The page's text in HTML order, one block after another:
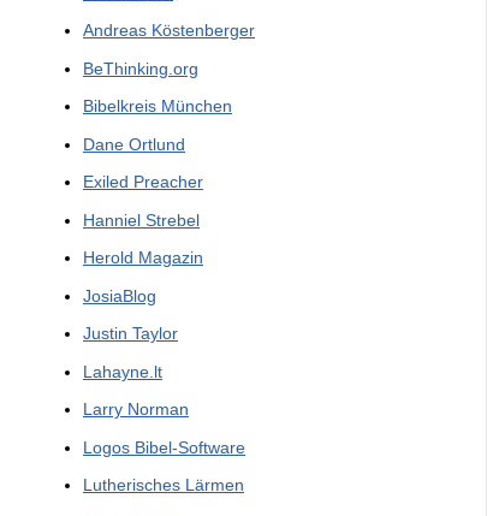
Andreas Köstenberger
BeThinking.org
Bibelkreis München
Dane Ortlund
Exiled Preacher
Hanniel Strebel
Herold Magazin
JosiaBlog
Justin Taylor
Lahayne.lt
Larry Norman
Logos Bibel-Software
Lutherisches Lärmen